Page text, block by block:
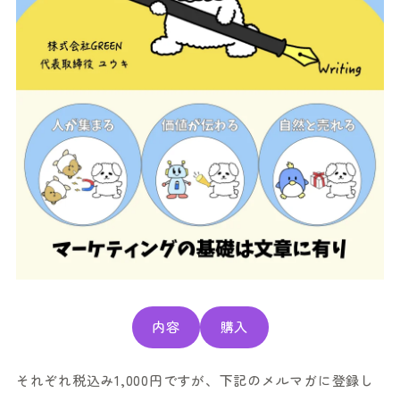
内容 購入
それぞれ税込み1,000円ですが、下記のメルマガに登録し